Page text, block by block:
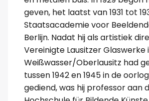
geven, het laatst van 1931 tot
Staatsacademie voor
Berlijn. Nadat hij als artistiek
Vereinigte Lausitzer Glaswerke
Weißwasser/Oberlausitz had
tussen 1942 en 1945 in de
gediend, was hij professor aan